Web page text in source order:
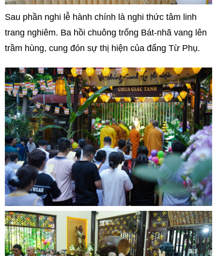
Sau phần nghi lễ hành chính là nghi thức tâm linh
trang nghiêm. Ba hồi chuông trống Bát-nhã vang lên
trầm hùng, cung đón sự thị hiện của đấng Từ Phụ.